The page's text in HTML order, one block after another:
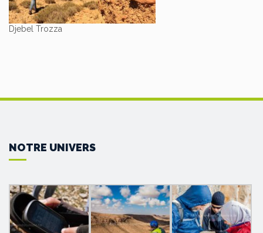
Djebel Trozza
NOTRE UNIVERS